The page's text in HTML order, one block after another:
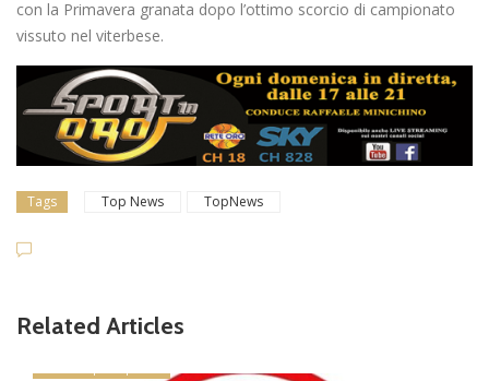
con la Primavera granata dopo l’ottimo scorcio di campionato
vissuto nel viterbese.
Tags Top News TopNews
Related Articles